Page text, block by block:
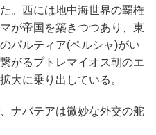
。西には地中海世界の覇権
が帝国を築きつつあり、東
パルティア(ペルシャ)がい
がるプトレマイオス朝のエ
大に乗り出している。
ナバテアは微妙な外交の舵